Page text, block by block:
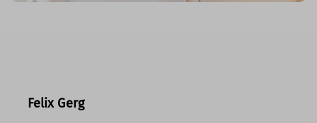
Felix Gerg